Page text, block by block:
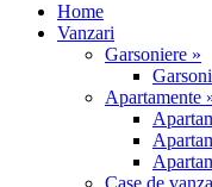
Home
Vanzari
Garsoniere »
Apartamente
Case de